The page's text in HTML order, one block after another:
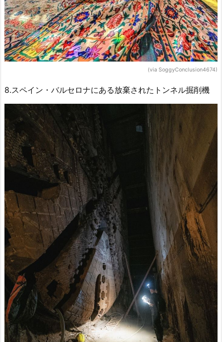
(via SoggyConclusion4674)
8.スペイン・バルセロナにある放棄されたトンネル掘削機